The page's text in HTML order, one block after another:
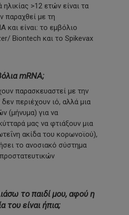
ηλικίας >12 ετών είναι τα
παραχθεί με τη
και είναι: το εμβόλιο
Biontech και το Spikevax
mRNA;
παρασκευαστεί με την
περιέχουν ιό, αλλά μια
(μήνυμα) για να
μας να φτιάξουν μια
ακίδα του κορωνοϊού),
το ανοσιακό σύστημα
το παιδί μου, αφού η
του είναι ήπια;